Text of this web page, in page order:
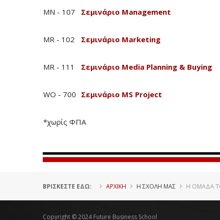
MN - 107
Σεμινάριο Management
MR - 102
Σεμινάριο Marketing
MR - 111
Σεμινάριο Media Planning & Buying
WO - 700 Σεμινάριο MS Project
*χωρίς ΦΠΑ
ΒΡΊΣΚΕΣΤΕ ΕΔΏ: ΑΡΧΙΚΗ Η ΣΧΟΛΗ ΜΑΣ Η ΟΜΑΔΑ
Copyright © 2024 Future Business School